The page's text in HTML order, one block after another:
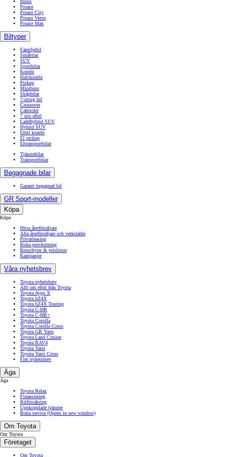
Hilux
Proace
Proace City
Proace Verso
Proace Max
Biltyper
Familjebil
Småbilar
SUV
Sportbilar
Kombi
Halvkombi
Pickup
Minibuss
Skåpbilar
7-sitsig bil
Crossover
Cabriolet
7 sits elbil
Laddhybrid SUV
Hybrid SUV
Elbil kombi
El pickup
Eltransportbilar
Tjänstebilar
Transportbilar
Begagnade bilar
Garanti begagnad bil
GR Sport-modeller
Köpa
Köpa
Hitta återförsäljare
Alla återförsäljare och verkstäder
Privatleasing
Boka provkörning
Broschyrer & prislistor
Kampanjer
Våra nyhetsbrev
Toyota nyhetsbrev
Allt om elbil från Toyota
Toyota Aygo X
Toyota bZ4X
Toyota bZ4X Touring
Toyota C-HR
Toyota C-HR+
Toyota Corolla
Toyota Corolla Cross
Toyota GR Yaris
Toyota Land Cruiser
Toyota RAV4
Toyota Yaris
Toyota Yaris Cross
Fler nyhetsbrev
Äga
Äga
Toyota Relax
Finansiering
Bilförsäkring
Uppkopplade tjänster
Boka service (Opens in new window)
Om Toyota
Om Toyota
Företaget
Om Toyota